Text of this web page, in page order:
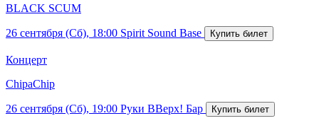
BLACK SCUM
26 сентября (Сб), 18:00 Spirit Sound Base
Концерт
ChipaChip
26 сентября (Сб), 19:00 Руки ВВерх! Бар